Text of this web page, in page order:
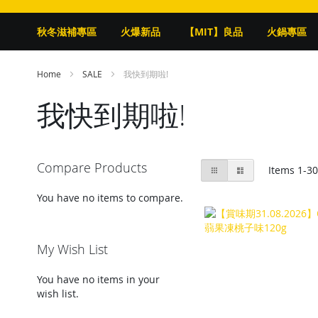
秋冬滋補專區 火爆新品 【MIT】良品 火鍋專區
Home SALE 我快到期啦!
我快到期啦!
View
as
Grid Items 1-30
Compare Products
You have no items to compare.
My Wish List
You have no items in your
wish list.